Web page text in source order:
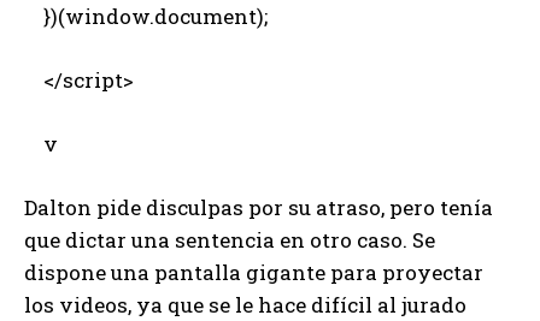
})(window.document);
</script>
v
Dalton pide disculpas por su atraso, pero tenía
que dictar una sentencia en otro caso. Se
dispone una pantalla gigante para proyectar
los videos, ya que se le hace difícil al jurado